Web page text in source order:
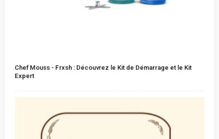
Chef Mouss - Frxsh : Découvrez le Kit de Démarrage et le Kit
Expert